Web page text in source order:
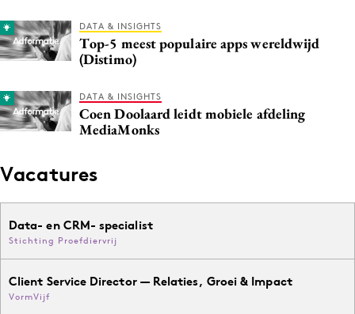
DATA & INSIGHTS
Top-5 meest populaire apps wereldwijd
(Distimo)
DATA & INSIGHTS
Coen Doolaard leidt mobiele afdeling
MediaMonks
Vacatures
Data- en CRM- specialist
Stichting Proefdiervrij
Client Service Director — Relaties, Groei & Impact
VormVijf